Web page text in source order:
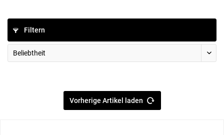
Filtern
Vorherige Artikel laden